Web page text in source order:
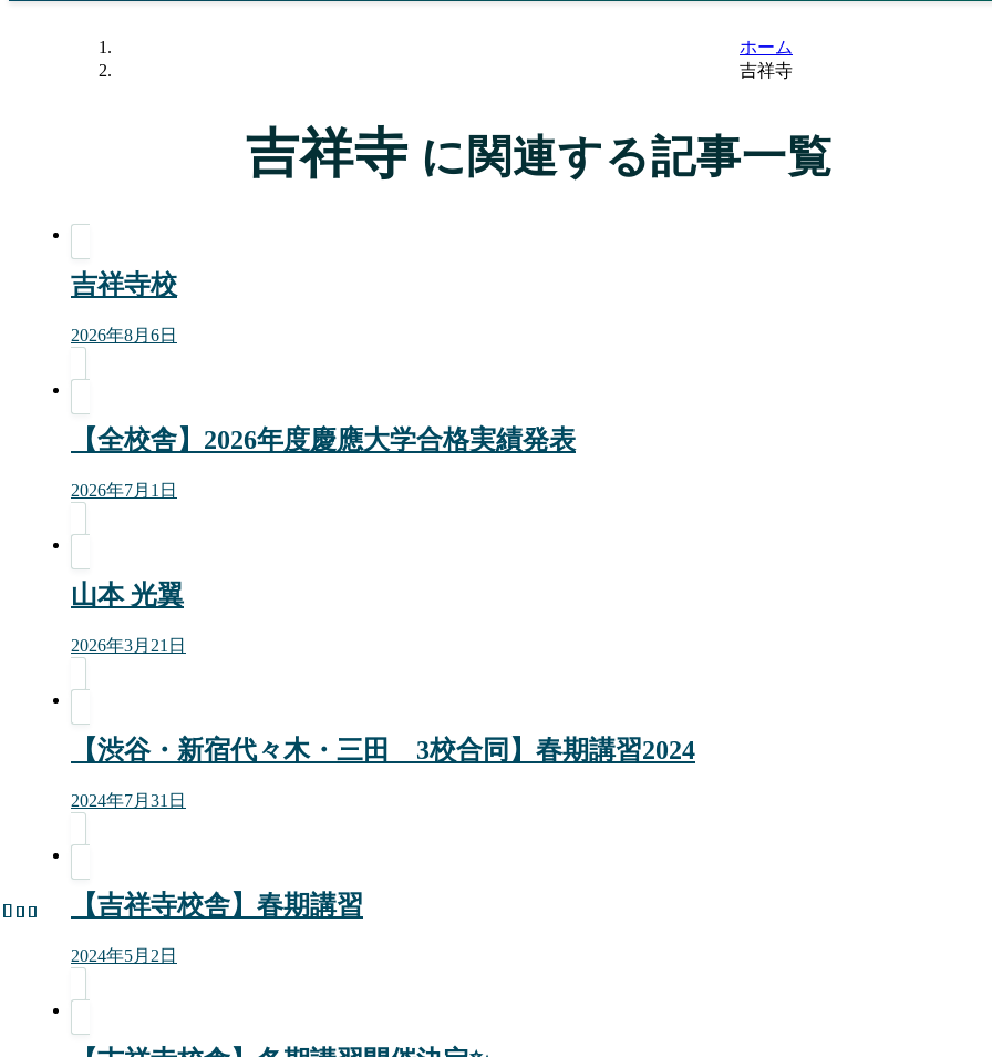
ホーム
吉祥寺
吉祥寺 に関連する記事一覧
吉祥寺校
2026年8月6日
【全校舎】2026年度慶應大学合格実績発表
2026年7月1日
山本 光翼
2026年3月21日
【渋谷・新宿代々木・三田 3校合同】春期講習2024
2024年7月31日
【吉祥寺校舎】春期講習
2024年5月2日